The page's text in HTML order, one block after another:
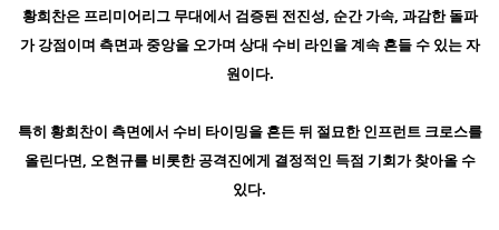
황희찬은 프리미어리그 무대에서 검증된 전진성, 순간 가속, 과감한 돌파
가 강점이며 측면과 중앙을 오가며 상대 수비 라인을 계속 흔들 수 있는 자
원이다.
특히 황희찬이 측면에서 수비 타이밍을 흔든 뒤 절묘한 인프런트 크로스를
올린다면, 오현규를 비롯한 공격진에게 결정적인 득점 기회가 찾아올 수
있다.